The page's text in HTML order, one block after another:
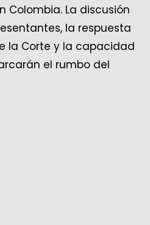
Colombia. La discusión
la respuesta
la Corte y la capacidad
el rumbo del